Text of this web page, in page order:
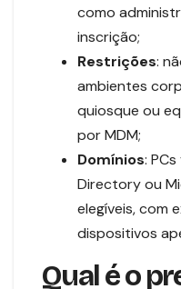
como
inscrição;
Restrições:
ambientes
quiosque ou
por MDM;
Domínios:
Directory ou
elegíveis, com
dispositivos
Qual é o